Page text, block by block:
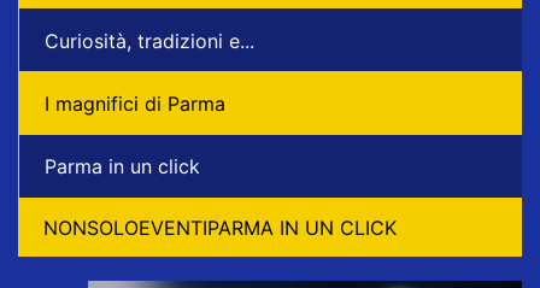
Curiosità, tradizioni e...
I magnifici di Parma
Parma in un click
NONSOLOEVENTIPARMA IN UN CLICK